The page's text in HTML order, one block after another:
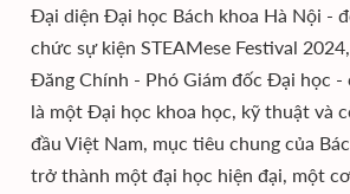
Đại diện Đại học Bách khoa Hà Nội -
chức sự kiện STEAMese Festival
Đăng Chính - Phó Giám đốc Đại học
là một Đại học khoa học, kỹ thuật và
đầu Việt Nam, mục tiêu chung của
trở thành một đại học hiện đại, một